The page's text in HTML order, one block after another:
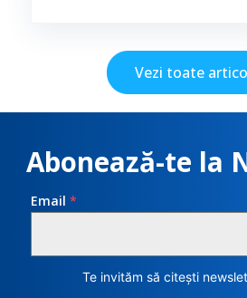
Vezi toate
Abonează-te la
Email *
Te invităm să citești